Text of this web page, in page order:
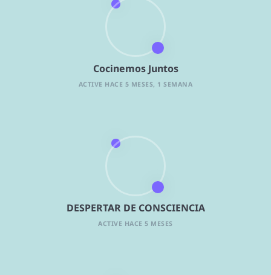
Cocinemos Juntos
ACTIVE HACE 5 MESES, 1 SEMANA
DESPERTAR DE CONSCIENCIA
ACTIVE HACE 5 MESES